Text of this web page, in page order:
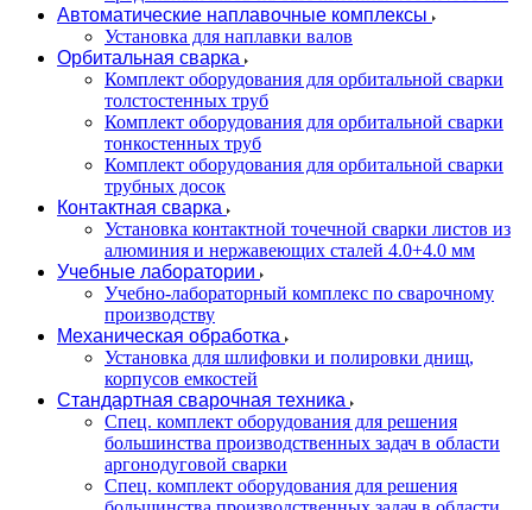
Автоматические наплавочные комплексы
Установка для наплавки валов
Орбитальная сварка
Комплект оборудования для орбитальной сварки
толстостенных труб
Комплект оборудования для орбитальной сварки
тонкостенных труб
Комплект оборудования для орбитальной сварки
трубных досок
Контактная сварка
Установка контактной точечной сварки листов из
алюминия и нержавеющих сталей 4.0+4.0 мм
Учебные лаборатории
Учебно-лабораторный комплекс по сварочному
производству
Механическая обработка
Установка для шлифовки и полировки днищ,
корпусов емкостей
Стандартная сварочная техника
Спец. комплект оборудования для решения
большинства производственных задач в области
аргонодуговой сварки
Спец. комплект оборудования для решения